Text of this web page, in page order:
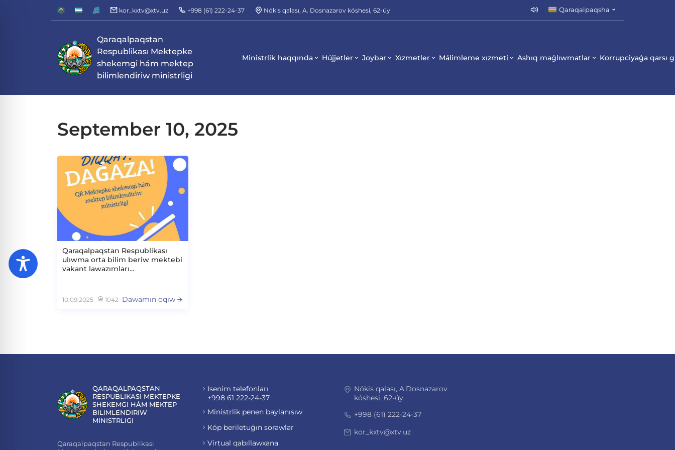
kor_kxtv@xtv.uz +998 (61) 222-24-37 Nókis qalası, A. Dosnazarov kóshesi, 62-úy Qaraqalpaqsha
Qaraqalpaqstan
Respublikası Mektepke
shekemgi hám mektep
bilimlendiriw ministrligi
Ministrlik haqqında Hújjetler Joybar Xızmetler Málimleme xızmeti Ashıq maǵlıwmatlar Korrupciyaǵa qarsı
September 10, 2025
Qaraqalpaqstan Respublikası
ulıwma orta bilim beriw mektebi
vakant lawazımları...
10.09.2025 1042 Dawamın oqıw
QARAQALPAQSTAN
RESPUBLIKASI MEKTEPKE
SHEKEMGI HÁM MEKTEP
BILIMLENDIRIW
MINISTRLIGI
Qaraqalpaqstan Respublikası
Isenim telefonları
+998 61 222-24-37
Ministrlik penen baylanısıw
Kóp beriletuǵın sorawlar
Virtual qabıllawxana
Nókis qalası, A.Dosnazarov
kóshesi, 62-úy
+998 (61) 222-24-37
kor_kxtv@xtv.uz